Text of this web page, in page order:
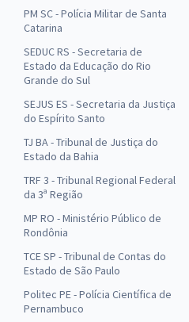
PM SC - Polícia Militar de Santa
Catarina
SEDUC RS - Secretaria de
Estado da Educação do Rio
Grande do Sul
SEJUS ES - Secretaria da Justiça
do Espírito Santo
TJ BA - Tribunal de Justiça do
Estado da Bahia
TRF 3 - Tribunal Regional Federal
da 3ª Região
MP RO - Ministério Público de
Rondônia
TCE SP - Tribunal de Contas do
Estado de São Paulo
Politec PE - Polícia Científica de
Pernambuco